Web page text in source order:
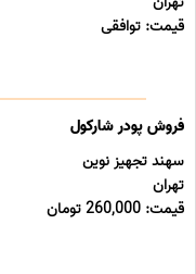
قیمت: توافقی
فروش پودر شارکول
سهند تجهیز نوین
تهران
قیمت: 260,000 تومان